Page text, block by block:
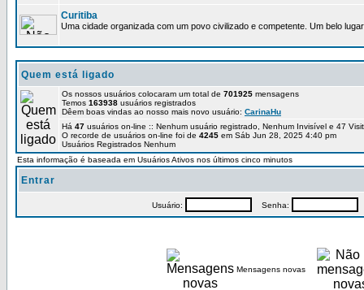
Curitiba
Uma cidade organizada com um povo civilizado e competente. Um belo
Quem está ligado
Os nossos usuários colocaram um total de 701925 mensagens
Temos 163938 usuários registrados
Dêem boas vindas ao nosso mais novo usuário: CarinaHu
Há 47 usuários on-line :: Nenhum usuário registrado, Nenhum Invisível e 47
O recorde de usuários on-line foi de 4245 em Sáb Jun 28, 2025 4:40 pm
Usuários Registrados Nenhum
Esta informação é baseada em Usuários Ativos nos últimos cinco minutos
Entrar
Usuário: Senha:
Mensagens novas